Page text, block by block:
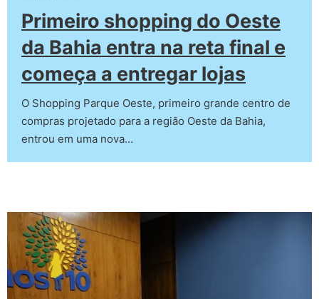
Primeiro shopping do Oeste
da Bahia entra na reta final e
começa a entregar lojas
O Shopping Parque Oeste, primeiro grande centro de
compras projetado para a região Oeste da Bahia,
entrou em uma nova…